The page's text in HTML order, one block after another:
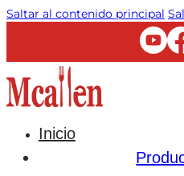
Saltar al contenido principal
Inicio